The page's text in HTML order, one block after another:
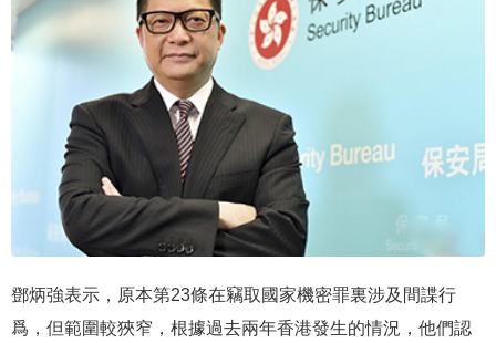
鄧炳強表示，原本第23條在竊取國家機密罪裏涉及間諜行
爲，但範圍較狹窄，根據過去兩年香港發生的情況，他們認